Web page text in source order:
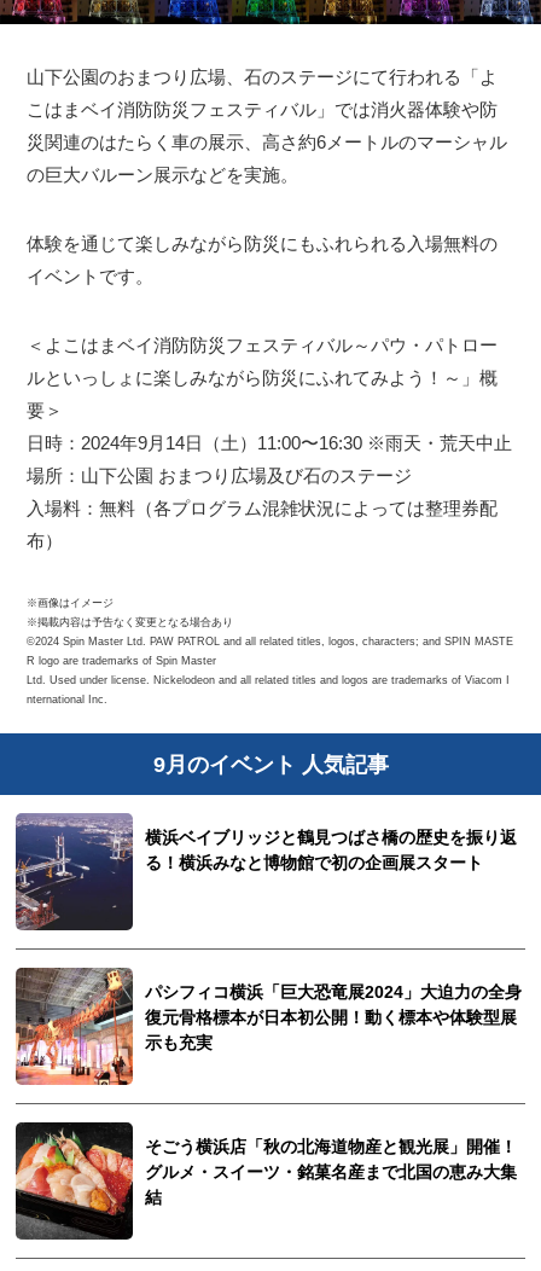
山下公園のおまつり広場、石のステージにて行われる「よ
こはまベイ消防防災フェスティバル」では消火器体験や防
災関連のはたらく車の展示、高さ約6メートルのマーシャル
の巨大バルーン展示などを実施。
体験を通じて楽しみながら防災にもふれられる入場無料の
イベントです。
＜よこはまベイ消防防災フェスティバル～パウ・パトロー
ルといっしょに楽しみながら防災にふれてみよう！～」概
要＞
日時：2024年9月14日（土）11:00〜16:30 ※雨天・荒天中止
場所：山下公園 おまつり広場及び石のステージ
入場料：無料（各プログラム混雑状況によっては整理券配
布）
※画像はイメージ
※掲載内容は予告なく変更となる場合あり
©2024 Spin Master Ltd. PAW PATROL and all related titles, logos, characters; and SPIN MASTE
R logo are trademarks of Spin Master
Ltd. Used under license. Nickelodeon and all related titles and logos are trademarks of Viacom I
nternational Inc.
9月のイベント 人気記事
横浜ベイブリッジと鶴見つばさ橋の歴史を振り返
る！横浜みなと博物館で初の企画展スタート
パシフィコ横浜「巨大恐竜展2024」大迫力の全身
復元骨格標本が日本初公開！動く標本や体験型展
示も充実
そごう横浜店「秋の北海道物産と観光展」開催！
グルメ・スイーツ・銘菓名産まで北国の恵み大集
結